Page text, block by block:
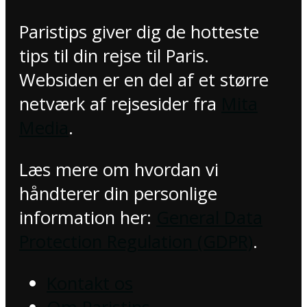
Paristips giver dig de hotteste
tips til din rejse til Paris.
Websiden er en del af et større
netværk af rejsesider fra
.
Læs mere om hvordan vi
håndterer din personlige
information her:
.